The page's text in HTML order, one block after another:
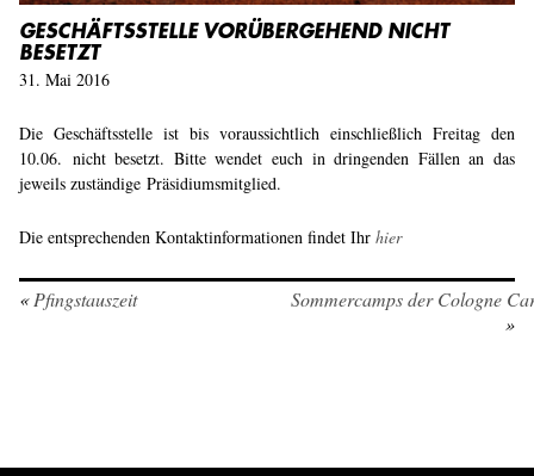
GESCHÄFTSSTELLE VORÜBERGEHEND NICHT
BESETZT
31. Mai 2016
Die Geschäftsstelle ist bis voraussichtlich einschließlich Freitag den
10.06. nicht besetzt. Bitte wendet euch in dringenden Fällen an das
jeweils zuständige Präsidiumsmitglied.
Die entsprechenden Kontaktinformationen findet Ihr hier
«Pfingstauszeit
Sommercamps der Cologne
»